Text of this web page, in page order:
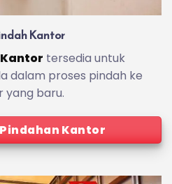
Kantor
tersedia untuk
dalam proses pindah ke
yang baru.
Kantor